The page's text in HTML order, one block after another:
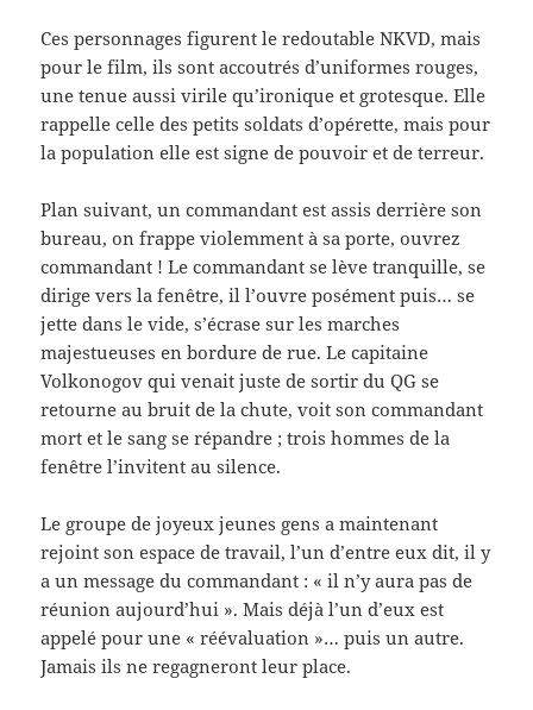
Ces personnages figurent le redoutable NKVD, mais
pour le film, ils sont accoutrés d’uniformes rouges,
une tenue aussi virile qu’ironique et grotesque. Elle
rappelle celle des petits soldats d’opérette, mais pour
la population elle est signe de pouvoir et de terreur.
Plan suivant, un commandant est assis derrière son
bureau, on frappe violemment à sa porte, ouvrez
commandant ! Le commandant se lève tranquille, se
dirige vers la fenêtre, il l’ouvre posément puis… se
jette dans le vide, s’écrase sur les marches
majestueuses en bordure de rue. Le capitaine
Volkonogov qui venait juste de sortir du QG se
retourne au bruit de la chute, voit son commandant
mort et le sang se répandre ; trois hommes de la
fenêtre l’invitent au silence.
Le groupe de joyeux jeunes gens a maintenant
rejoint son espace de travail, l’un d’entre eux dit, il y
a un message du commandant : « il n’y aura pas de
réunion aujourd’hui ». Mais déjà l’un d’eux est
appelé pour une « réévaluation »… puis un autre.
Jamais ils ne regagneront leur place.